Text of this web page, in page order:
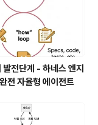
전단계 - 하네스 엔지
전 자율형 에이전트